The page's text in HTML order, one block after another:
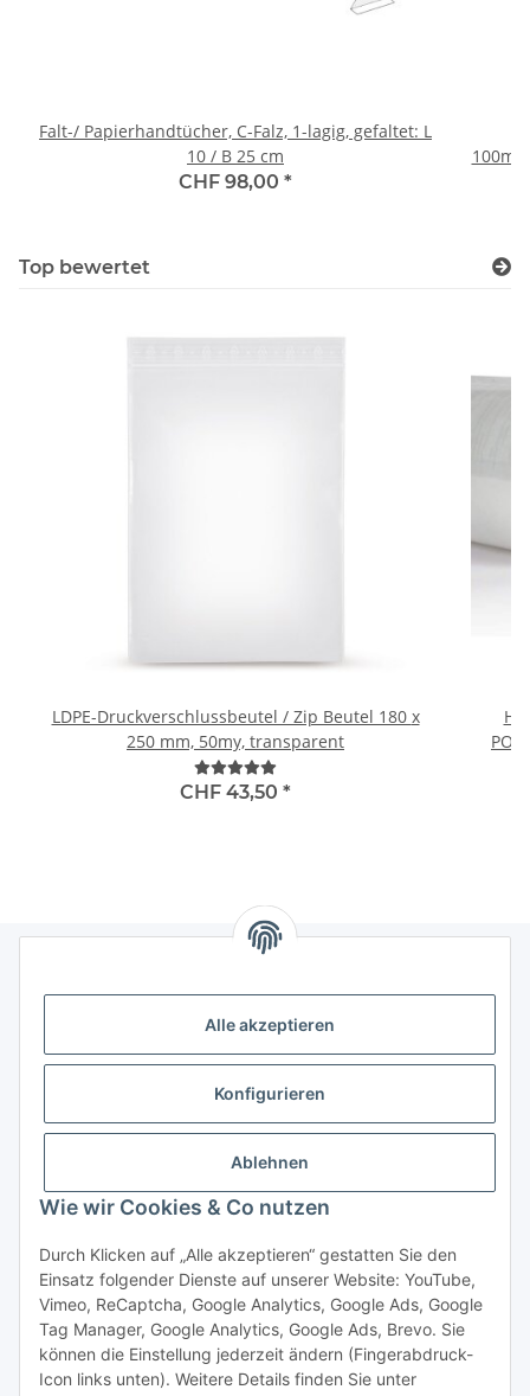
Alle akzeptieren
Konfigurieren
Ablehnen
Wie wir Cookies & Co nutzen
Durch Klicken auf „Alle akzeptieren“ gestatten Sie den
Einsatz folgender Dienste auf unserer Website: YouTube,
Vimeo, ReCaptcha, Google Analytics, Google Ads, Google
Tag Manager, Google Analytics, Google Ads, Brevo. Sie
können die Einstellung jederzeit ändern (Fingerabdruck-
Icon links unten). Weitere Details finden Sie unter
Falt-/ Papierhandtücher, C-Falz, 1-lagig, gefaltet: L
10 / B 25 cm
CHF 98,00 *
Top bewertet
LDPE-Druckverschlussbeutel / Zip Beutel 180 x
250 mm, 50my, transparent
CHF 43,50 *
Kategorien
Das sollten Sie wissen
* Alle Preise exkl. MwSt., zzgl.Versand